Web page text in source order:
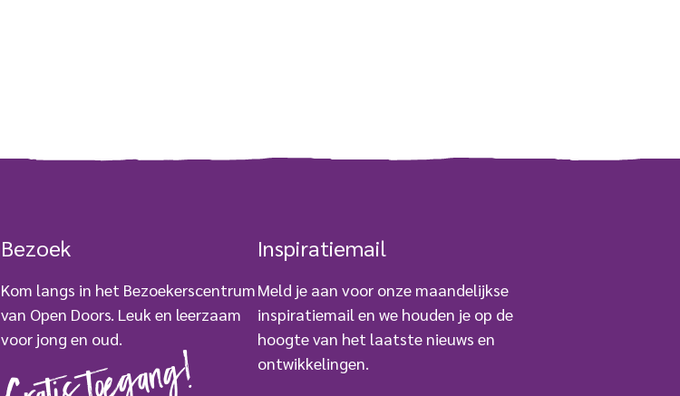
Bezoek
Kom langs in het Bezoekerscentrum
van Open Doors. Leuk en leerzaam
voor jong en oud.
Inspiratiemail
Meld je aan voor onze maandelijkse
inspiratiemail en we houden je op de
hoogte van het laatste nieuws en
ontwikkelingen.